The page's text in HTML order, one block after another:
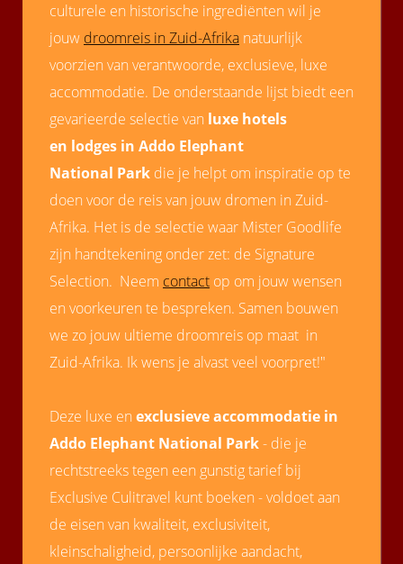
culturele en historische ingrediënten wil je
jouw droomreis in Zuid-Afrika natuurlijk
voorzien van verantwoorde, exclusieve, luxe
accommodatie. De onderstaande lijst biedt een
gevarieerde selectie van luxe hotels
en lodges in Addo Elephant
National Park die je helpt om inspiratie op te
doen voor de reis van jouw dromen in Zuid-
Afrika. Het is de selectie waar Mister Goodlife
zijn handtekening onder zet: de Signature
Selection. Neem contact op om jouw wensen
en voorkeuren te bespreken. Samen bouwen
we zo jouw ultieme droomreis op maat in
Zuid-Afrika. Ik wens je alvast veel voorpret!"
Deze luxe en exclusieve accommodatie in
Addo Elephant National Park- die je
rechtstreeks tegen een gunstig tarief bij
Exclusive Culitravel kunt boeken - voldoet aan
de eisen van kwaliteit, exclusiviteit,
kleinschaligheid, persoonlijke aandacht,